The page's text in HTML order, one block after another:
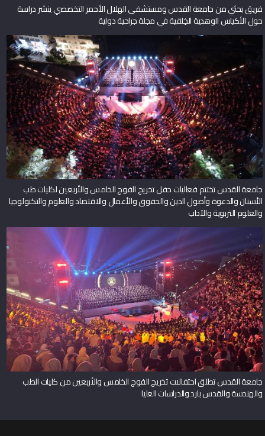
فريق بحثي من جامعة القدس ومستشفى الهلال الأحمر التخصصي ينشر دراسة
حول الأكياس الوهدية الخِلقية في مجلة جراحية دولية
جامعة القدس تختتم فعاليات حفل تخريج الفوج الخامس والأربعين لكليات طب
الأسنان والدعوة وأصول الدين والحقوق والأعمال والاقتصاد والعلوم والتكنولوجيا
والعلوم التربوية والآداب
جامعة القدس تطلق احتفالات تخريج الفوج الخامس والأربعين من كليات الطب
والهندسة والقدس بارد والدراسات العليا